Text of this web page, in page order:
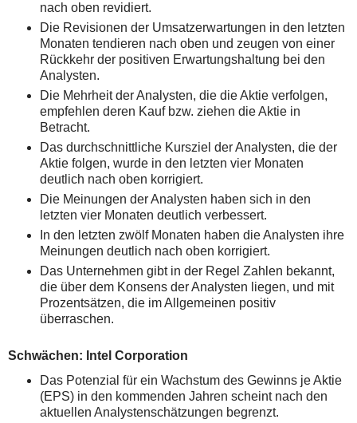
nach oben revidiert.
Die Revisionen der Umsatzerwartungen in den letzten
Monaten tendieren nach oben und zeugen von einer
Rückkehr der positiven Erwartungshaltung bei den
Analysten.
Die Mehrheit der Analysten, die die Aktie verfolgen,
empfehlen deren Kauf bzw. ziehen die Aktie in
Betracht.
Das durchschnittliche Kursziel der Analysten, die der
Aktie folgen, wurde in den letzten vier Monaten
deutlich nach oben korrigiert.
Die Meinungen der Analysten haben sich in den
letzten vier Monaten deutlich verbessert.
In den letzten zwölf Monaten haben die Analysten ihre
Meinungen deutlich nach oben korrigiert.
Das Unternehmen gibt in der Regel Zahlen bekannt,
die über dem Konsens der Analysten liegen, und mit
Prozentsätzen, die im Allgemeinen positiv
überraschen.
Schwächen: Intel Corporation
Das Potenzial für ein Wachstum des Gewinns je Aktie
(EPS) in den kommenden Jahren scheint nach den
aktuellen Analystenschätzungen begrenzt.